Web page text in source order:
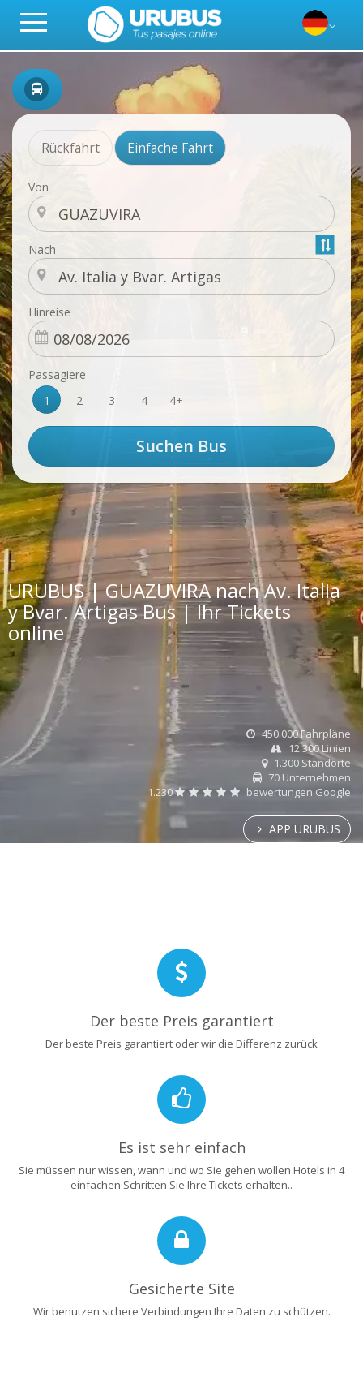
Rückfahrt Einfache Fahrt
Von
Nach
Hinreise
Passagiere
1
2 3 4 4+
URUBUS | GUAZUVIRA nach Av. Italia
y Bvar. Artigas Bus | Ihr Tickets
online
450.000 Fahrpläne
12.300 Linien
1.300 Standorte
70 Unternehmen
1.230
bewertungen Google
APP URUBUS
Der beste Preis garantiert
Der beste Preis garantiert oder wir die Differenz zurück
Es ist sehr einfach
Sie müssen nur wissen, wann und wo Sie gehen wollen Hotels in 4
einfachen Schritten Sie Ihre Tickets erhalten..
Gesicherte Site
Wir benutzen sichere Verbindungen Ihre Daten zu schützen.